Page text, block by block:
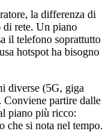
la differenza di
di rete. Un piano
il telefono soprattutto
hotspot ha bisogno
diverse (5G, giga
Conviene partire dalle
piano più ricco:
che si nota nel tempo.